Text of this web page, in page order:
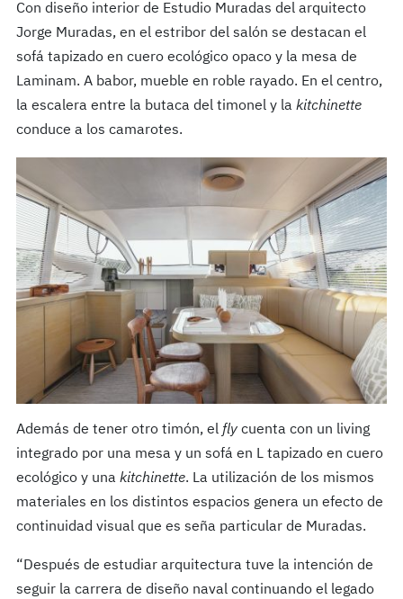
Con diseño interior de Estudio Muradas del arquitecto
Jorge Muradas, en el estribor del salón se destacan el
sofá tapizado en cuero ecológico opaco y la mesa de
Laminam. A babor, mueble en roble rayado. En el centro,
la escalera entre la butaca del timonel y la kitchinette
conduce a los camarotes.
Además de tener otro timón, el flycuenta con un living
integrado por una mesa y un sofá en L tapizado en cuero
ecológico y una kitchinette. La utilización de los mismos
materiales en los distintos espacios genera un efecto de
continuidad visual que es seña particular de Muradas.
“Después de estudiar arquitectura tuve la intención de
seguir la carrera de diseño naval continuando el legado